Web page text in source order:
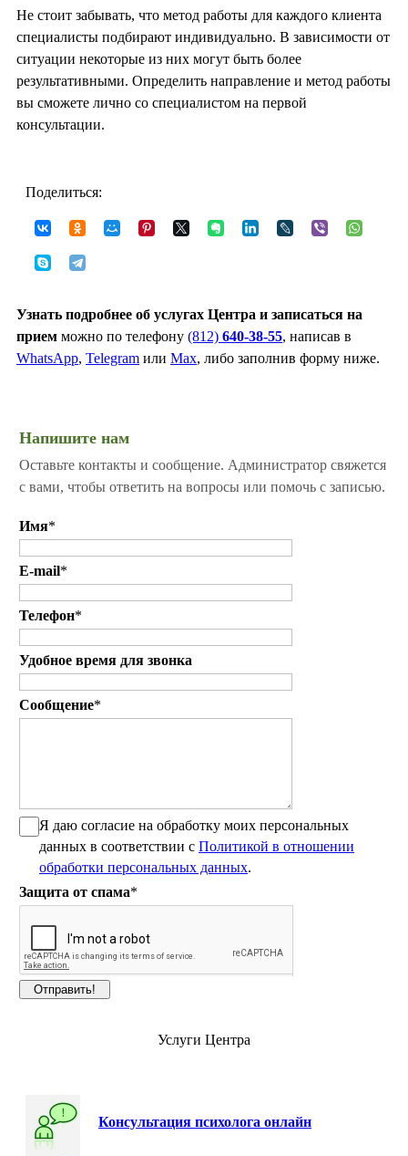
Не стоит забывать, что метод работы для каждого клиента
специалисты подбирают индивидуально. В зависимости от
ситуации некоторые из них могут быть более
результативными. Определить направление и метод работы
вы сможете лично со специалистом на первой
консультации.
Поделиться:
Узнать подробнее об услугах Центра и записаться на
прием можно по телефону (812) 640-38-55, написав в
WhatsApp, Telegram или Max, либо заполнив форму ниже.
Напишите нам
Оставьте контакты и сообщение. Администратор свяжется
с вами, чтобы ответить на вопросы или помочь с записью.
Имя*
E-mail*
Телефон*
Удобное время для звонка
Сообщение*
Я даю согласие на обработку моих персональных
данных в соответствии с Политикой в отношении
обработки персональных данных.
Защита от спама*
Услуги Центра
Консультация психолога онлайн